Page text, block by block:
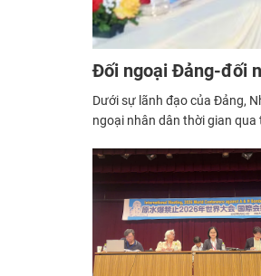
Đối ngoại Đảng-đối
Dưới sự lãnh đạo của Đảng,
ngoại nhân dân thời gian